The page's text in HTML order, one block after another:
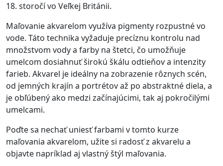
18. storočí vo Veľkej Británii.
Maľovanie akvarelom využíva pigmenty rozpustné vo
vode. Táto technika vyžaduje precíznu kontrolu nad
množstvom vody a farby na štetci, čo umožňuje
umelcom dosiahnuť širokú škálu odtieňov a intenzity
farieb. Akvarel je ideálny na zobrazenie rôznych scén,
od jemných krajín a portrétov až po abstraktné diela, a
je obľúbený ako medzi začínajúcimi, tak aj pokročilými
umelcami.
Poďte sa nechať uniesť farbami v tomto kurze
maľovania akvarelom, užite si radosť z akvarelu a
objavte napríklad aj vlastný štýl maľovania.